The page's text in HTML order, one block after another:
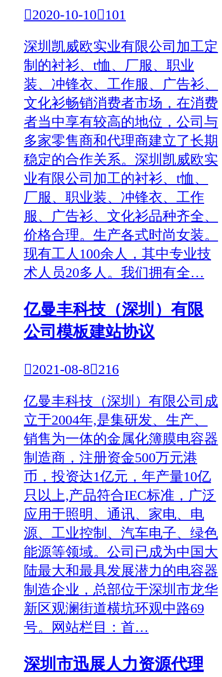
2020-10-10101
深圳凯威欧实业有限公司加工定
制的衬衫、t恤、厂服、职业
装、冲锋衣、工作服、广告衫、
文化衫畅销消费者市场，在消费
者当中享有较高的地位，公司与
多家零售商和代理商建立了长期
稳定的合作关系。深圳凯威欧实
业有限公司加工的衬衫、t恤、
厂服、职业装、冲锋衣、工作
服、广告衫、文化衫品种齐全、
价格合理。生产各式时尚女装。
现有工人100余人，其中专业技
术人员20多人。我们拥有全…
亿曼丰科技（深圳）有限
公司模板建站协议
2021-08-8216
亿曼丰科技（深圳）有限公司成
立于2004年,是集研发、生产、
销售为一体的金属化簿膜电容器
制造商，注册资金500万元港
币，投资达1亿元，年产量10亿
只以上,产品符合IEC标准，广泛
应用于照明、通讯、家电、电
源、工业控制、汽车电子、绿色
能源等领域。公司已成为中国大
陆最大和最具发展潜力的电容器
制造企业，总部位于深圳市龙华
新区观澜街道横坑环观中路69
号。网站栏目：首…
深圳市迅展人力资源代理